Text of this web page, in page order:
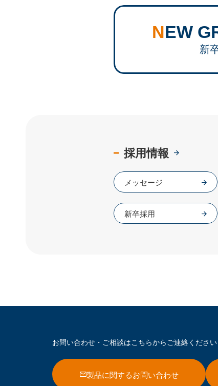
NEW
新
採用情報
メッセージ
新卒採用
お問い合わせ・ご相談はこちらからご連絡ください
製品に関するお問い合わせ